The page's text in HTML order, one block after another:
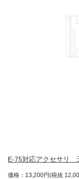
E-75対応アクセサリ
価格：13,200円(税抜